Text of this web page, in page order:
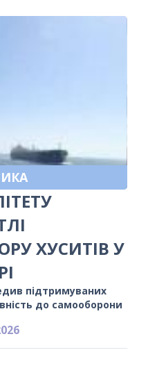
ХУСИТІВ У
підтримуваних
до самооборони